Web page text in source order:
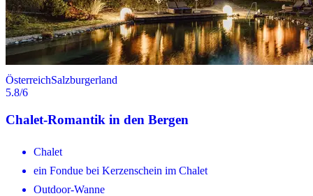
ÖsterreichSalzburgerland
5.8/6
Chalet-Romantik in den Bergen
Chalet
ein Fondue bei Kerzenschein im Chalet
Outdoor-Wanne